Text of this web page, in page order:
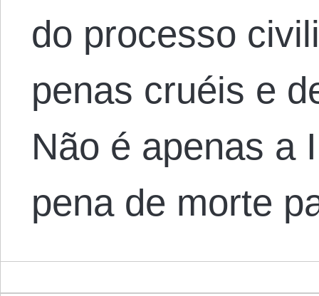
do processo
penas cruéis e
Não é apenas a
pena de morte